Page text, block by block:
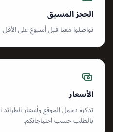
الحجز المسبق
تواصلوا معنا قبل أسبوع على
الأسعار
تذكرة دخول الموقع وأسعار
بالطلب حسب احتياجاتكم.